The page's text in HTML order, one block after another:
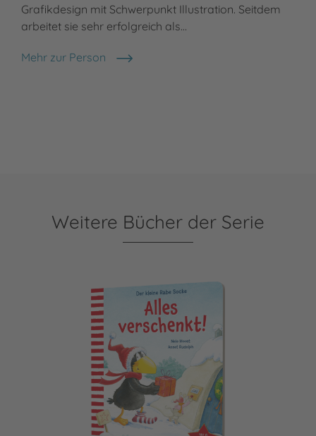
Grafikdesign mit Schwerpunkt Illustration. Seitdem
arbeitet sie sehr erfolgreich als…
Mehr zur Person
Annet Rudolph
Weitere Bücher der Serie